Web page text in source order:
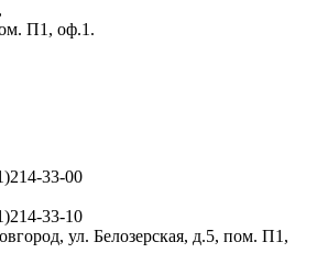
П1, оф.1.
33-00
33-10
ул. Белозерская, д.5, пом. П1,